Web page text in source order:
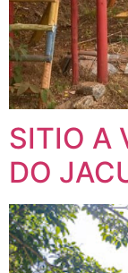
SITIO A
DO